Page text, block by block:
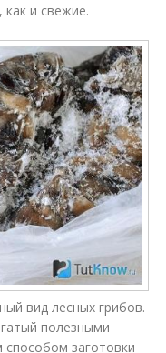
и свежие.
вид лесных грибов.
полезными
заготовки